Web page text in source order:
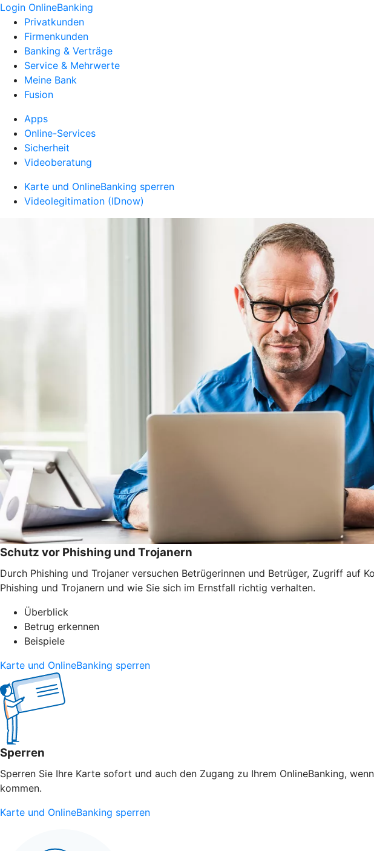
Login OnlineBanking
Privatkunden
Firmenkunden
Banking & Verträge
Service & Mehrwerte
Meine Bank
Fusion
Apps
Online-Services
Sicherheit
Videoberatung
Karte und OnlineBanking sperren
Videolegitimation (IDnow)
Schutz vor Phishing und Trojanern
Durch Phishing und Trojaner versuchen Betrügerinnen und Betrüger, Zugriff auf
Phishing und Trojanern und wie Sie sich im Ernstfall richtig verhalten.
Überblick
Betrug erkennen
Beispiele
Karte und OnlineBanking sperren
Sperren
Sperren Sie Ihre Karte sofort und auch den Zugang zu Ihrem OnlineBanking,
kommen.
Karte und OnlineBanking sperren